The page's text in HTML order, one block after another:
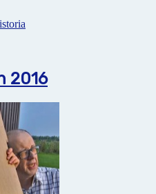
2016